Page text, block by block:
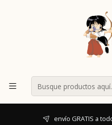
envío GRATIS a